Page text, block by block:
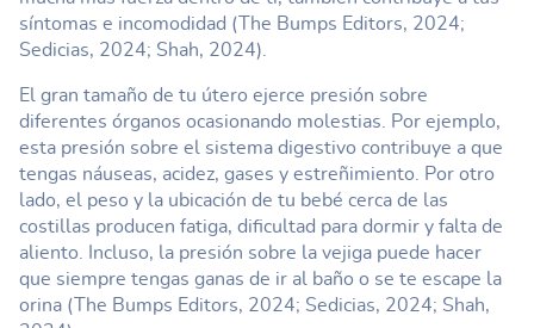
síntomas e incomodidad (The Bumps Editors, 2024;
Sedicias, 2024; Shah, 2024).
El gran tamaño de tu útero ejerce presión sobre
diferentes órganos ocasionando molestias. Por ejemplo,
esta presión sobre el sistema digestivo contribuye a que
tengas náuseas, acidez, gases y estreñimiento. Por otro
lado, el peso y la ubicación de tu bebé cerca de las
costillas producen fatiga, dificultad para dormir y falta de
aliento. Incluso, la presión sobre la vejiga puede hacer
que siempre tengas ganas de ir al baño o se te escape la
orina (The Bumps Editors, 2024; Sedicias, 2024; Shah,